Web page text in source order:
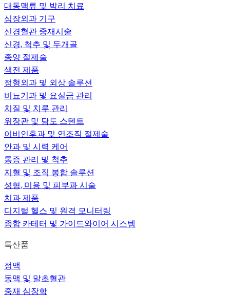
대동맥류 및 박리 치료
심장외과 기구
신경혈관 중재시술
신경, 척추 및 두개골
종양 절제술
색전 제품
정형외과 및 외상 솔루션
비뇨기과 및 요실금 관리
치질 및 치루 관리
위장관 및 담도 스텐트
이비인후과 및 연조직 절제술
안과 및 시력 케어
통증 관리 및 척추
지혈 및 조직 봉합 솔루션
성형, 미용 및 피부과 시술
치과 제품
디지털 헬스 및 원격 모니터링
종합 카테터 및 가이드와이어 시스템
특산품
정맥
동맥 및 말초혈관
중재 심장학